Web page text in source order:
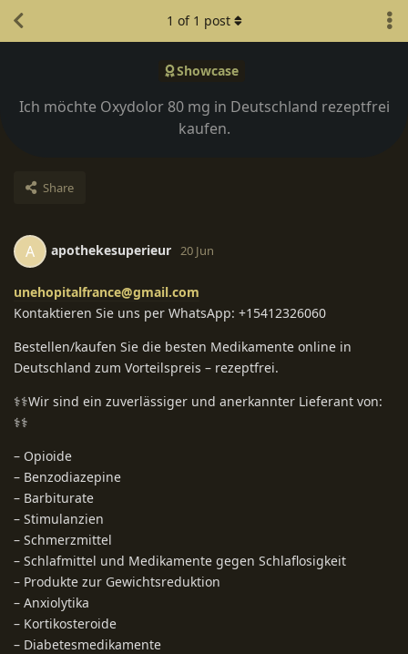
Showcase
Ich möchte Oxydolor 80 mg in Deutschland rezeptfrei
kaufen.
Share
1 of 1 post
A apothekesuperieur 20 Jun
unehopitalfrance@gmail.com
Kontaktieren Sie uns per WhatsApp: +15412326060
Bestellen/kaufen Sie die besten Medikamente online in
Deutschland zum Vorteilspreis – rezeptfrei.
⚕️⚕️Wir sind ein zuverlässiger und anerkannter Lieferant von:
⚕️⚕️
– Opioide
– Benzodiazepine
– Barbiturate
– Stimulanzien
– Schmerzmittel
– Schlafmittel und Medikamente gegen Schlaflosigkeit
– Produkte zur Gewichtsreduktion
– Anxiolytika
– Kortikosteroide
– Diabetesmedikamente